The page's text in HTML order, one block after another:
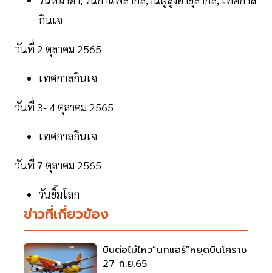
กินเจ
วันที่ 2 ตุลาคม 2565
เทศกาลกินเจ
วันที่ 3- 4 ตุลาคม 2565
เทศกาลกินเจ
วันที่ 7 ตุลาคม 2565
วันยิ้มโลก
ข่าวที่เกี่ยวข้อง
บินต่อไม่ไหว“นกแอร์”หยุดบินโคราช
27 ก.ย.65